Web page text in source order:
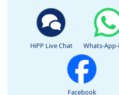
HiPP Live Chat Whats-
Facebook